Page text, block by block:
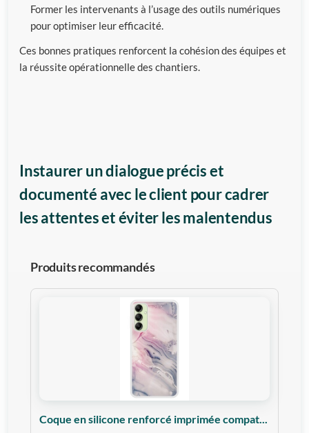
Former les intervenants à l’usage des outils numériques
pour optimiser leur efficacité.
Ces bonnes pratiques renforcent la cohésion des équipes et
la réussite opérationnelle des chantiers.
Instaurer un dialogue précis et
documenté avec le client pour cadrer
les attentes et éviter les malentendus
Produits recommandés
Coque en silicone renforcé imprimée compat...